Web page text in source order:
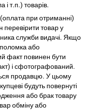
і т.п.) товарів.
при отриманні)
перевірити товар у
служби видачі. Якщо
поломка або
факт повинен бути
і сфотографований.
продавцю. У цьому
будуть повернуті
або брак товару
обміну або